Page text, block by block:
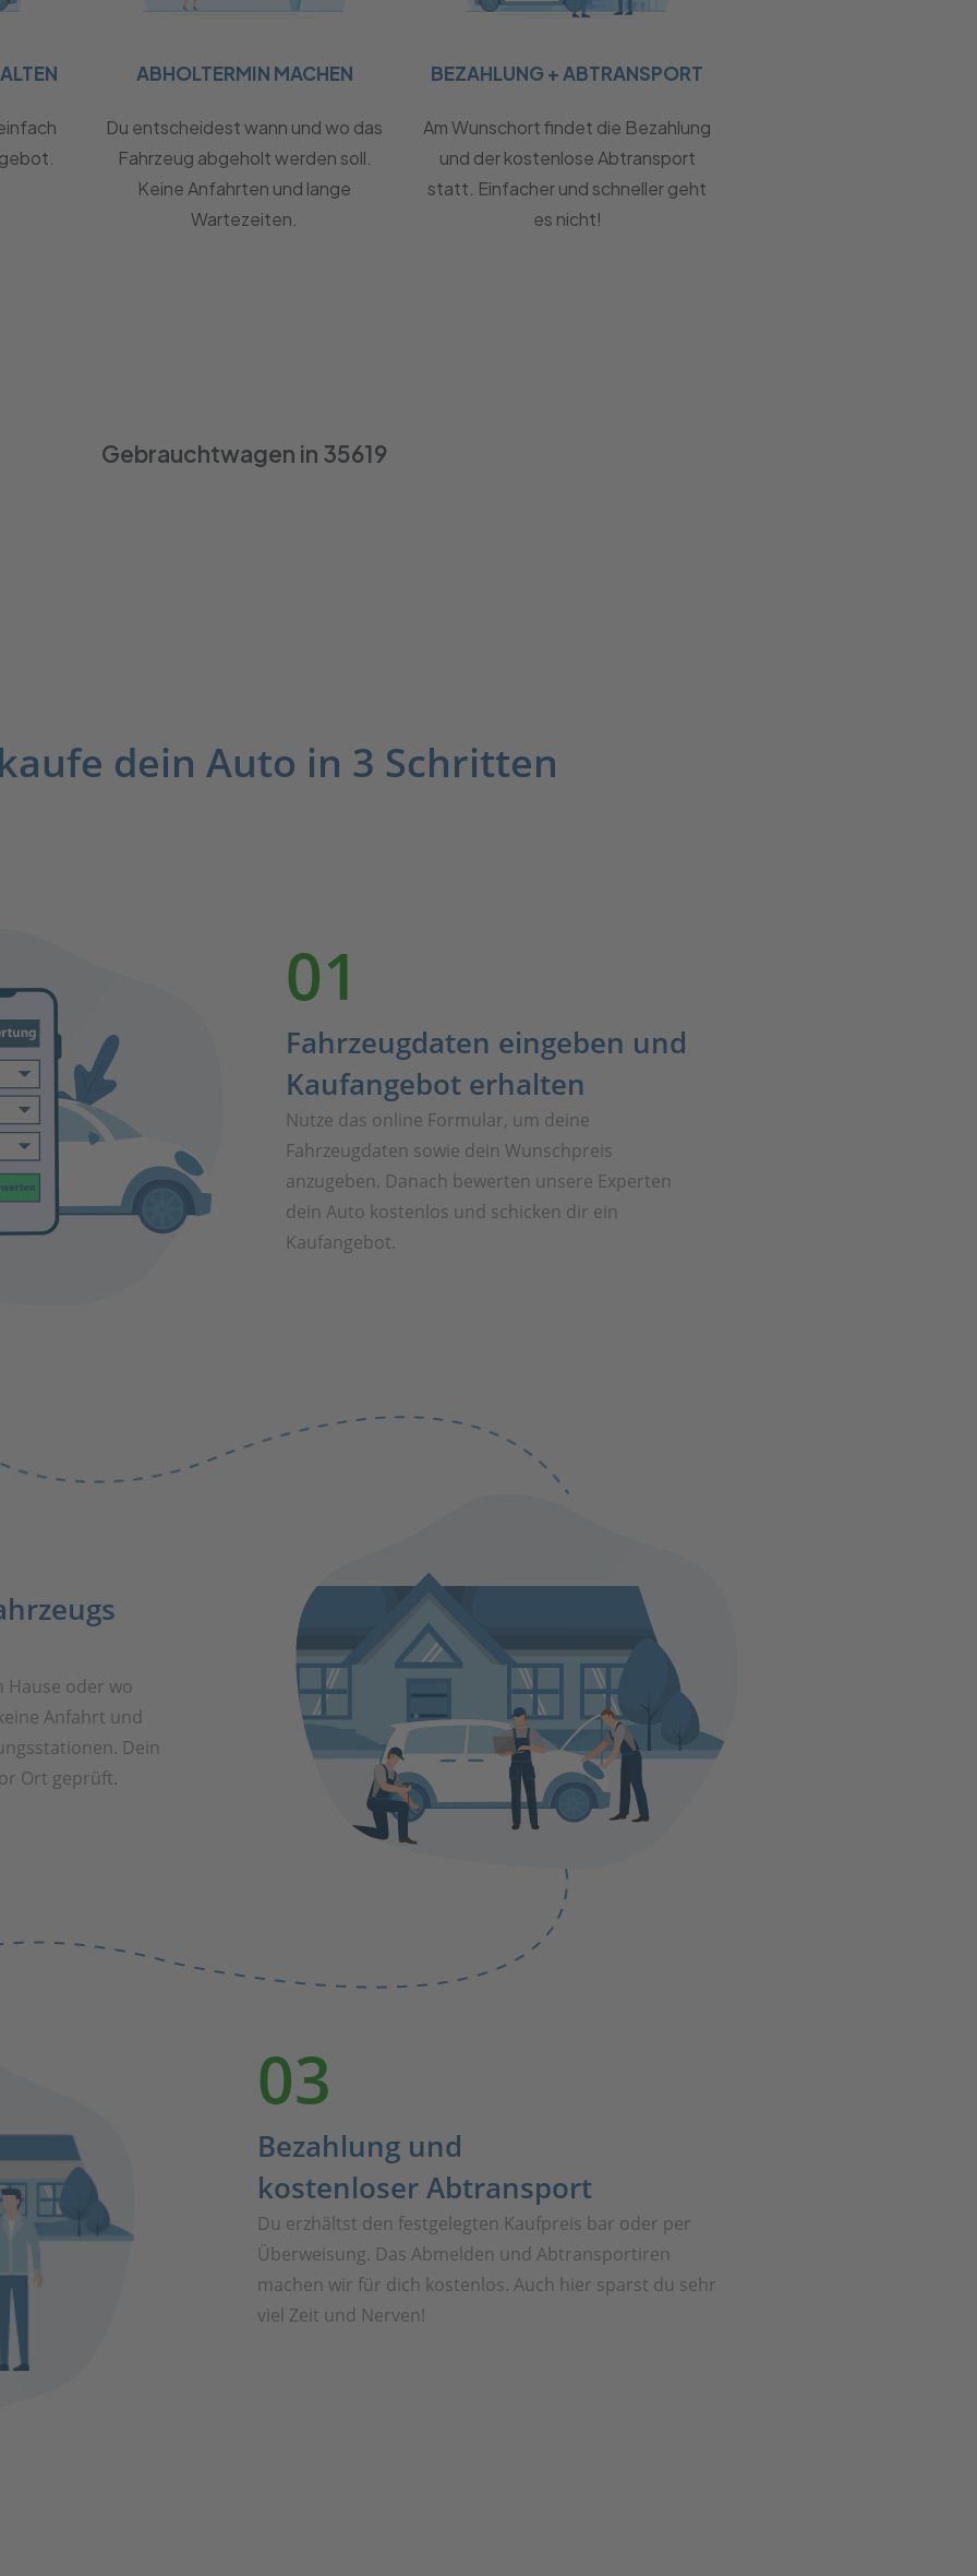
ABHOLTERMIN MACHEN
Du entscheidest wann und wo das
Fahrzeug abgeholt werden soll.
Keine Anfahrten und lange
Wartezeiten.
BEZAHLUNG + ABTRANSPORT
Am Wunschort findet die Bezahlung
und der kostenlose Abtransport
statt. Einfacher und schneller geht
es nicht!
Gebrauchtwagen in 35619
dein Auto in 3 Schritten
01
Fahrzeugdaten eingeben und
Kaufangebot erhalten
Nutze das online Formular, um deine
Fahrzeugdaten sowie dein Wunschpreis
anzugeben. Danach bewerten unsere Experten
dein Auto kostenlos und schicken dir ein
Kaufangebot.
Hause oder wo
Anfahrt und
Dein
Ort geprüft.
03
Bezahlung und
kostenloser Abtransport
Du erzhältst den festgelegten Kaufpreis bar oder per
Überweisung. Das Abmelden und Abtransportiren
machen wir für dich kostenlos. Auch hier sparst du sehr
viel Zeit und Nerven!